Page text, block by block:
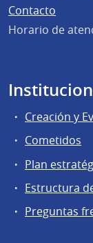
Contacto
Horario de
Creación y
Cometidos
Plan
Estructura
Preguntas